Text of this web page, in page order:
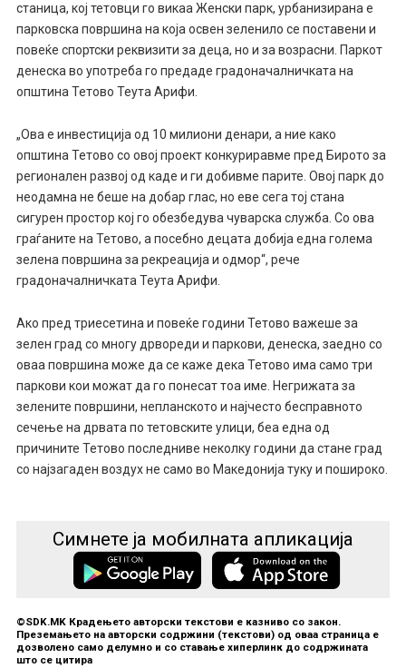
станица, кој тетовци го викаа Женски парк, урбанизирана е
парковска површина на којa освен зеленило се поставени и
повеќе спортски реквизити за деца, но и за возрасни. Паркот
денеска во употреба го предаде градоначалничката на
општина Тетово Теута Арифи.
„Ова е инвестиција од 10 милиони денари, а ние како
општина Тетово со овој проект конкуриравме пред Бирото за
регионален развој од каде и ги добивме парите. Овој парк до
неодамна не беше на добар глас, но еве сега тој стана
сигурен простор кој го обезбедува чуварска служба. Со ова
граѓаните на Тетово, а посебно децата добија една голема
зелена површина за рекреација и одмор“, рече
градоначалничката Теута Арифи.
Ако пред триесетина и повеќе години Тетово важеше за
зелен град со многу дрвореди и паркови, денеска, заедно со
оваа површина може да се каже дека Тетово има само три
паркови кои можат да го понесат тоа име. Негрижата за
зелените површини, непланското и најчесто бесправното
сечење на дрвата по тетовските улици, беа една од
причините Тетово последниве неколку години да стане град
со најзагаден воздух не само во Македонија туку и пошироко.
Симнете ја мобилната апликација
©SDK.MK Крадењето авторски текстови е казниво со закон.
Преземањето на авторски содржини (текстови) од оваа страница е
дозволено само делумно и со ставање хиперлинк до содржината
што се цитира